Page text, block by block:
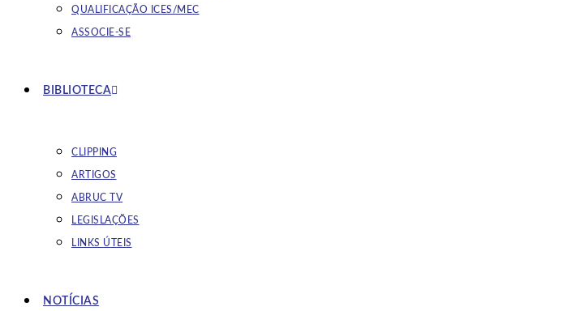
QUALIFICAÇÃO ICES/MEC
ASSOCIE-SE
BIBLIOTECA
CLIPPING
ARTIGOS
ABRUC TV
LEGISLAÇÕES
LINKS ÚTEIS
NOTÍCIAS